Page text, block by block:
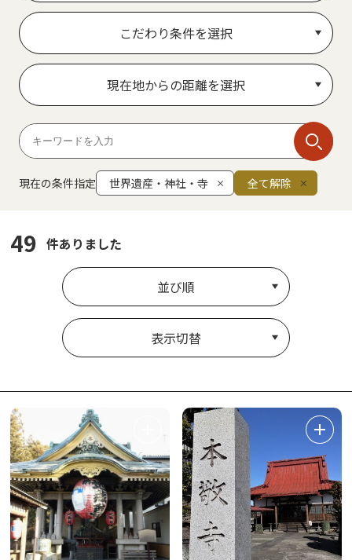
こだわり条件を選択
現在地からの距離を選択
現在の条件指定 世界遺産・神社・寺 全て解除
49 件ありました
並び順
表示切替